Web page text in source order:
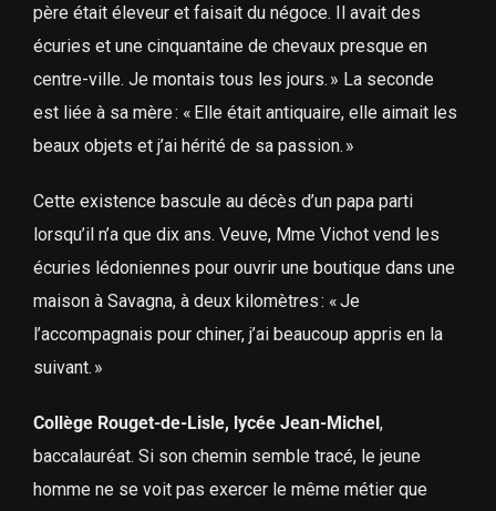
père était éleveur et faisait du négoce. Il avait des
écuries et une cinquantaine de chevaux presque en
centre-ville. Je montais tous les jours. » La seconde
est liée à sa mère : « Elle était antiquaire, elle aimait les
beaux objets et j’ai hérité de sa passion. »
Cette existence bascule au décès d’un papa parti
lorsqu’il n’a que dix ans. Veuve, Mme Vichot vend les
écuries lédoniennes pour ouvrir une boutique dans une
maison à Savagna, à deux kilomètres : « Je
l’accompagnais pour chiner, j’ai beaucoup appris en la
suivant. »
Collège Rouget-de-Lisle, lycée Jean-Michel,
baccalauréat. Si son chemin semble tracé, le jeune
homme ne se voit pas exercer le même métier que